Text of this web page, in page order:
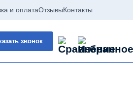
и оплатаОтзывыКонтакты
звонок